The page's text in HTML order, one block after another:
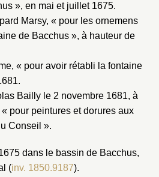
», en mai et juillet 1675.
Marsy, « pour les ornemens
de Bacchus », à hauteur de
« pour avoir rétabli la fontaine
Bailly le 2 novembre 1681, à
pour peintures et dorures aux
Conseil ».
dans le bassin de Bacchus,
(inv. 1850.9187).